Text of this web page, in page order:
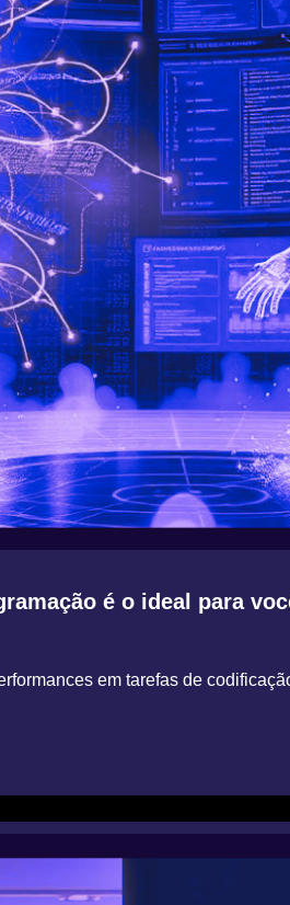
é o ideal para
em tarefas de